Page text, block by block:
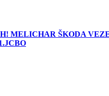
MELICHAR ŠKODA